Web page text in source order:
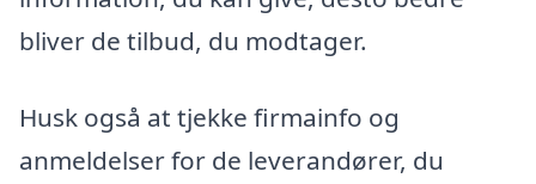
bliver de tilbud, du modtager.
Husk også at tjekke firmainfo og
anmeldelser for de leverandører, du